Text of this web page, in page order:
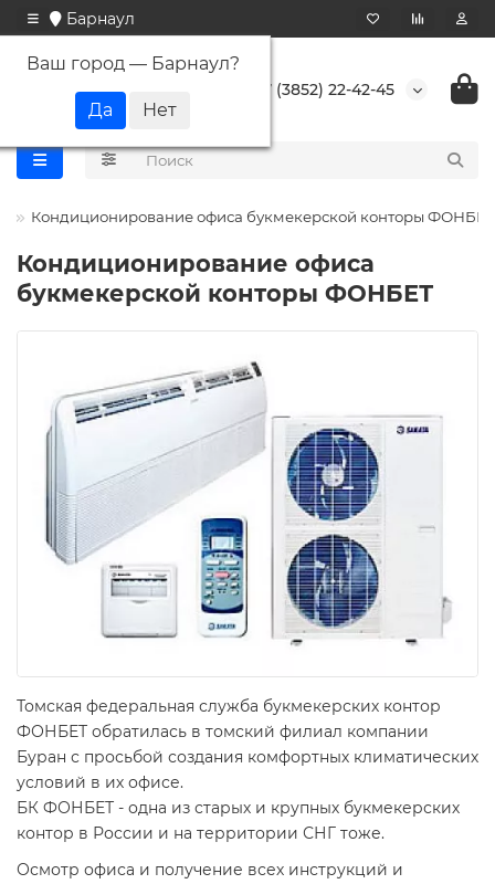
Барнаул
Ваш город — Барнаул?
+7 (3852) 22-42-45
Кондиционирование офиса букмекерской конторы ФОНБЕТ
Кондиционирование офиса
букмекерской конторы ФОНБЕТ
Томская федеральная служба букмекерских контор
ФОНБЕТ обратилась в томский филиал компании
Буран с просьбой создания комфортных климатических
условий в их офисе.
БК ФОНБЕТ - одна из старых и крупных букмекерских
контор в России и на территории СНГ тоже.
Осмотр офиса и получение всех инструкций и